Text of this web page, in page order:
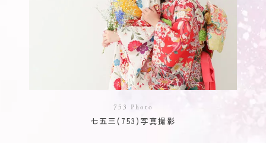
753 Photo
七五三(753)写真撮影